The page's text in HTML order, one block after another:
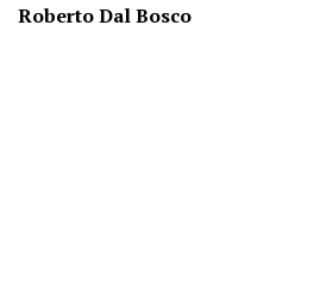
Roberto Dal Bosco